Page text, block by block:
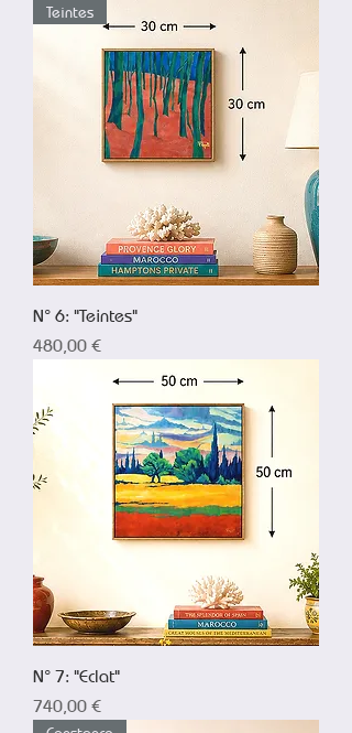
Teintes
N° 6: "Teintes"
Prix
480,00 €
N° 7: "Eclat"
Prix
740,00 €